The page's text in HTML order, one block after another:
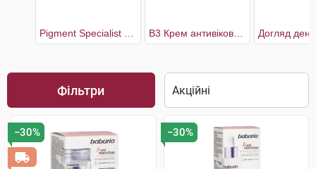
Фільтри
−30% −30%